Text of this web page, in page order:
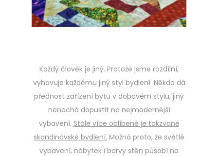
n
3
Každý člověk je jiný. Protože jsme rozdílní,
vyhovuje každému jiný styl bydlení. Někdo dá
přednost zařízení bytu v dobovém stylu, jiný
nenechá dopustit na nejmodernější
vybavení. Stále více oblíbené je takzvané
skandinávské bydlení. Možná proto, že světlé
vybavení, nábytek i barvy stěn působí na